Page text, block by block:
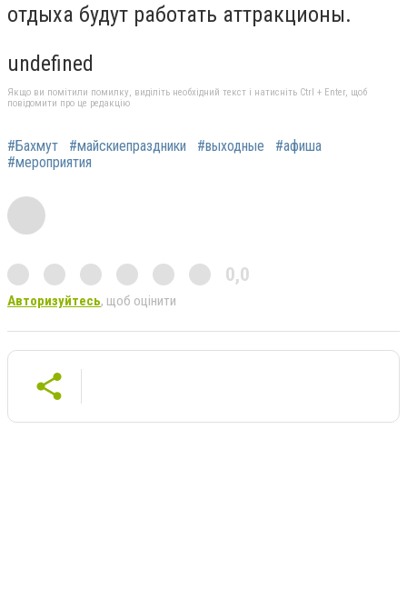
отдыха будут работать аттракционы.
undefined
Якщо ви помітили помилку, виділіть необхідний текст і натисніть Ctrl + Enter, щоб
повідомити про це редакцію
#Бахмут #майскиепраздники #выходные
#афиша
#мероприятия
0,0
Авторизуйтесь, щоб оцінити